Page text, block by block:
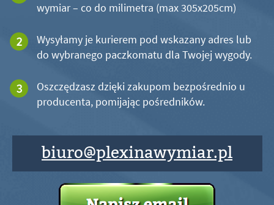
wymiar – co do milimetra (max 305x205cm)
Wysyłamy je kurierem pod wskazany adres lub
do wybranego paczkomatu dla Twojej wygody.
Oszczędzasz dzięki zakupom bezpośrednio u
producenta, pomijając pośredników.
biuro@plexinawymiar.pl